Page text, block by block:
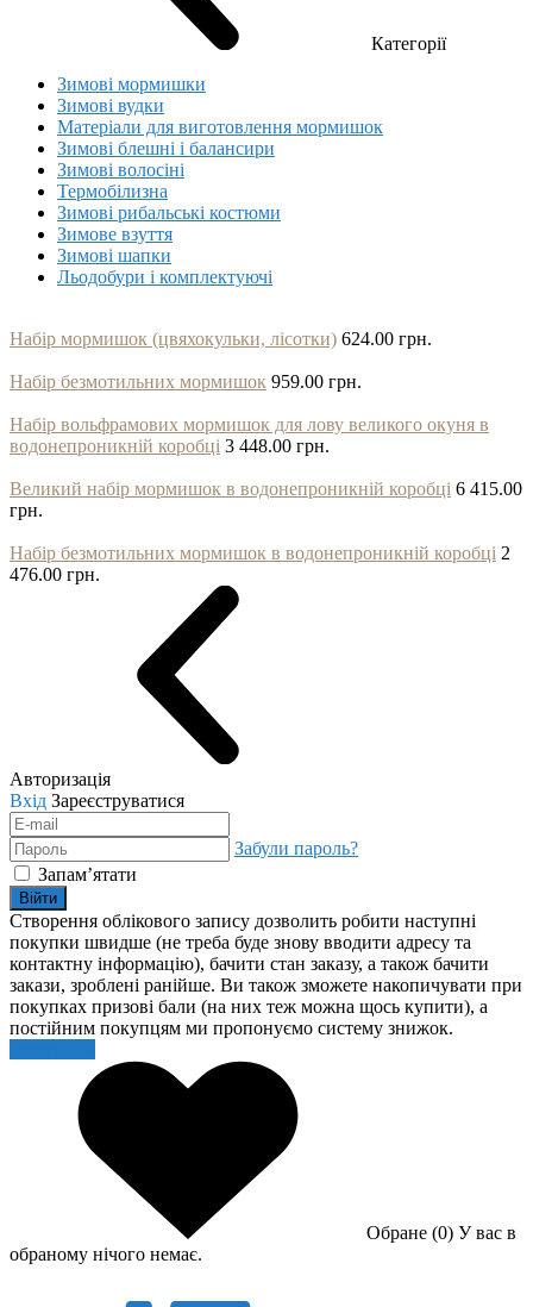
Категорії
Зимові мормишки
Зимові вудки
Матеріали для виготовлення мормишок
Зимові блешні і балансири
Зимові волосіні
Термобілизна
Зимові рибальські костюми
Зимове взуття
Зимові шапки
Льодобури і комплектуючі
Набір мормишок (цвяхокульки, лісотки) 624.00 грн.
Набір безмотильних мормишок 959.00 грн.
Набір вольфрамових мормишок для лову великого окуня в
водонепроникній коробці 3 448.00 грн.
Великий набір мормишок в водонепроникній коробці 6 415.00
грн.
Набір безмотильних мормишок в водонепроникній коробці 2
476.00 грн.
Авторизація
Вхід Зареєструватися
Забули пароль?
Запам’ятати
Війти
Створення облікового запису дозволить робити наступні
покупки швидше (не треба буде знову вводити адресу та
контактну інформацію), бачити стан заказу, а також бачити
закази, зроблені ранійше. Ви також зможете накопичувати при
покупках призові бали (на них теж можна щось купити), а
постійним покупцям ми пропонуємо систему знижок.
Обране (0) У вас в
обраному нічого немає.